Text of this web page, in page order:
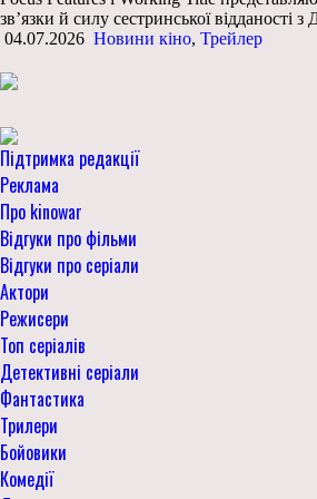
зв’язки й силу сестринської
04.07.2026 Новини кіно, Трейлер
Підтримка редакції
Реклама
Про kinowar
Відгуки про фільми
Відгуки про серіали
Актори
Режисери
Топ серіалів
Детективні серіали
Фантастика
Трилери
Бойовики
Комедії